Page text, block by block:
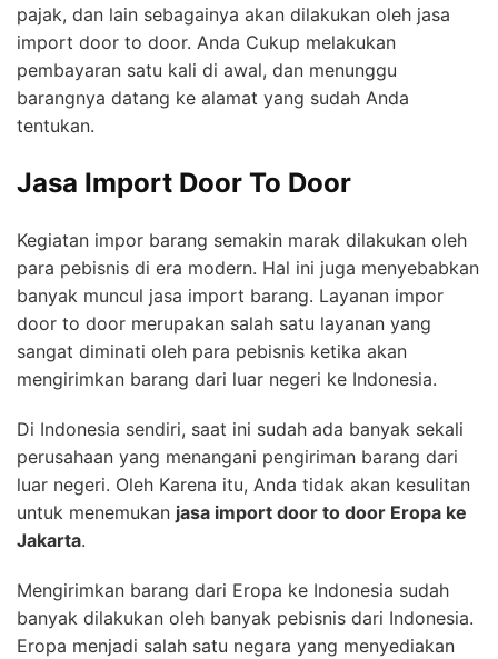
pajak, dan lain sebagainya akan dilakukan oleh jasa
import door to door. Anda Cukup melakukan
pembayaran satu kali di awal, dan menunggu
barangnya datang ke alamat yang sudah Anda
tentukan.
Jasa Import Door To Door
Kegiatan impor barang semakin marak dilakukan oleh
para pebisnis di era modern. Hal ini juga menyebabkan
banyak muncul jasa import barang. Layanan impor
door to door merupakan salah satu layanan yang
sangat diminati oleh para pebisnis ketika akan
mengirimkan barang dari luar negeri ke Indonesia.
Di Indonesia sendiri, saat ini sudah ada banyak sekali
perusahaan yang menangani pengiriman barang dari
luar negeri. Oleh Karena itu, Anda tidak akan kesulitan
untuk menemukan jasa import door to door Eropa ke
Jakarta.
Mengirimkan barang dari Eropa ke Indonesia sudah
banyak dilakukan oleh banyak pebisnis dari Indonesia.
Eropa menjadi salah satu negara yang menyediakan